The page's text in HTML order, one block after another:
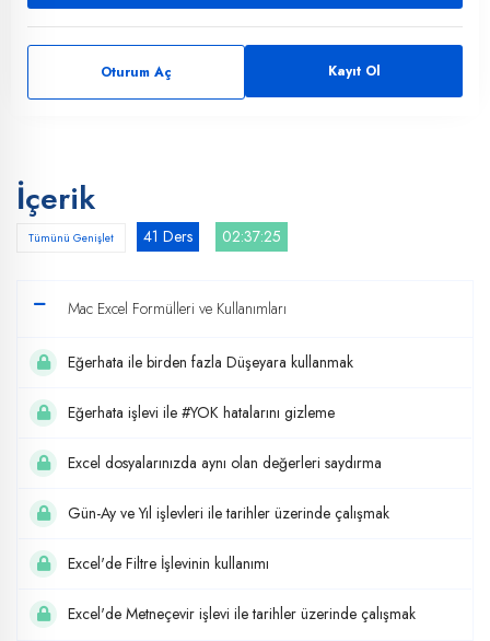
Oturum Aç Kayıt Ol
İçerik
Tümünü Genişlet 41 Ders 02:37:25
Mac Excel Formülleri ve Kullanımları
Eğerhata ile birden fazla Düşeyara kullanmak
Eğerhata işlevi ile #YOK hatalarını gizleme
Excel dosyalarınızda aynı olan değerleri saydırma
Gün-Ay ve Yıl işlevleri ile tarihler üzerinde çalışmak
Excel'de Filtre İşlevinin kullanımı
Excel'de Metneçevir işlevi ile tarihler üzerinde çalışmak